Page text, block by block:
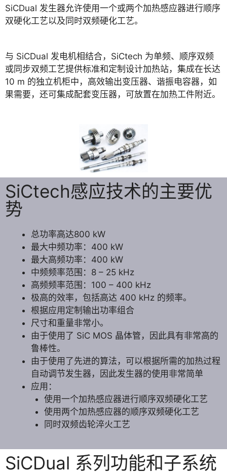
SiCDual 发生器允许使用一个或两个加热感应器进行顺序
双硬化工艺以及同时双频硬化工艺。
与 SiCDual 发电机相结合，SiCtech 为单频、顺序双频
或同步双频工艺提供标准和定制设计加热站，集成在长达
10 m 的独立机柜中，高效输出变压器、谐振电容器，如
果需要，还可集成配套变压器，可放置在加热工件附近。
SiCtech感应技术的主要优
势
总功率高达800 kW
最大中频功率：400 kW
最大高频功率：400 kW
中频频率范围：8 – 25 kHz
高频频率范围：100 – 400 kHz
极高的效率，包括高达 400 kHz 的频率。
根据应用定制输出功率组合
尺寸和重量非常小。
由于使用了 SiC MOS 晶体管，因此具有非常高的
鲁棒性。
由于使用了先进的算法，可以根据所需的加热过程
自动调节发生器，因此发生器的使用非常简单
应用：
使用一个加热感应器进行顺序双频硬化工艺
使用两个加热感应器的顺序双频硬化工艺
同时双频齿轮淬火工艺
SiCDual 系列功能和子系统